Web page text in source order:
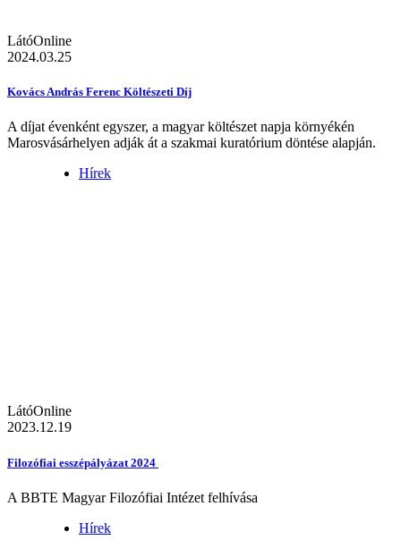
LátóOnline
2024.03.25
Kovács András Ferenc Költészeti Díj
A díjat évenként egyszer, a magyar költészet napja környékén
Marosvásárhelyen adják át a szakmai kuratórium döntése alapján.
Hírek
LátóOnline
2023.12.19
Filozófiai esszépályázat 2024
A BBTE Magyar Filozófiai Intézet felhívása
Hírek